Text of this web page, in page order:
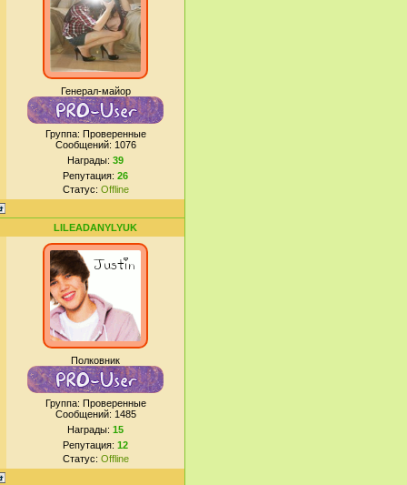
Генерал-майор
Группа: Проверенные
Сообщений: 1076
Награды: 39
Репутация: 26
Статус: Offline
LILEADANYLYUK
Полковник
Группа: Проверенные
Сообщений: 1485
Награды: 15
Репутация: 12
Статус: Offline